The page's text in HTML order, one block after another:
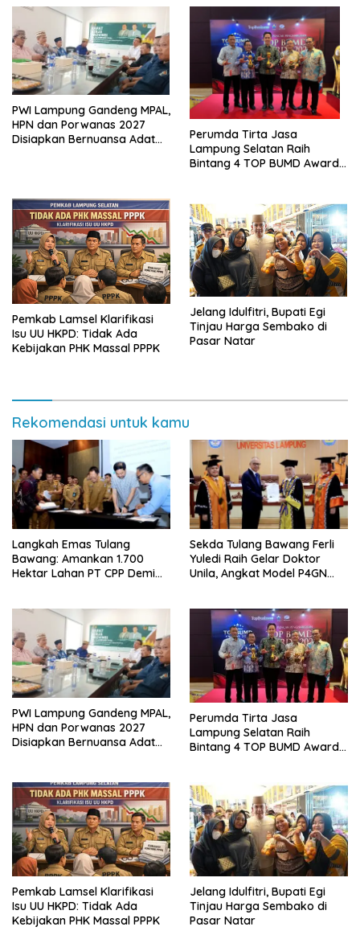
PWI Lampung Gandeng MPAL,
HPN dan Porwanas 2027
Disiapkan Bernuansa Adat
Perumda Tirta Jasa
Lampung Selatan Raih
Bintang 4 TOP BUMD Awards
Pemkab Lamsel Klarifikasi
Isu UU HKPD: Tidak Ada
Kebijakan PHK Massal PPPK
Jelang Idulfitri, Bupati Egi
Tinjau Harga Sembako di
Pasar Natar
Rekomendasi untuk kamu
Langkah Emas Tulang
Bawang: Amankan 1.700
Hektar Lahan PT CPP Demi
Sekda Tulang Bawang Ferli
Yuledi Raih Gelar Doktor
Unila, Angkat Model P4GN
PWI Lampung Gandeng MPAL,
HPN dan Porwanas 2027
Disiapkan Bernuansa Adat
Perumda Tirta Jasa
Lampung Selatan Raih
Bintang 4 TOP BUMD Awards
Pemkab Lamsel Klarifikasi
Isu UU HKPD: Tidak Ada
Kebijakan PHK Massal PPPK
Jelang Idulfitri, Bupati Egi
Tinjau Harga Sembako di
Pasar Natar